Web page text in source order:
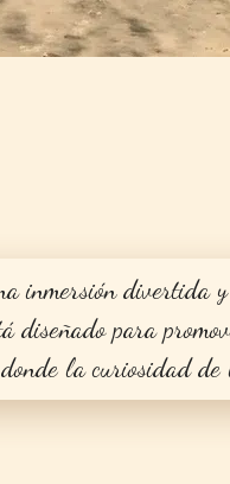
inmersión divertida y
diseñado para
la curiosidad